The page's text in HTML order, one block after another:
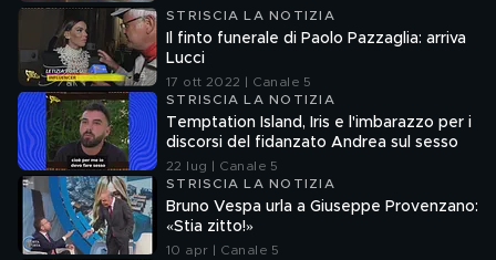
STRISCIA LA NOTIZIA
Il finto funerale di Paolo Pazzaglia: arriva
Lucci
17 ott 2022 | Canale 5
STRISCIA LA NOTIZIA
Temptation Island, Iris e l'imbarazzo per i
discorsi del fidanzato Andrea sul sesso
22 lug | Canale 5
STRISCIA LA NOTIZIA
Bruno Vespa urla a Giuseppe Provenzano:
«Stia zitto!»
10 apr | Canale 5